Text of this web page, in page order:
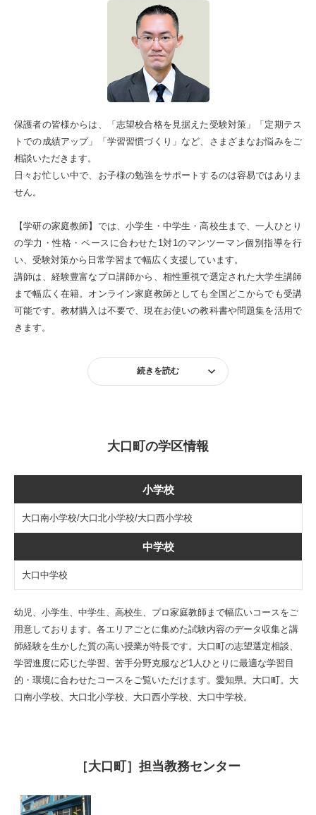
保護者の皆様からは、「志望校合格を見据えた受験対策」「定期テス
トでの成績アップ」「学習習慣づくり」など、さまざまなお悩みをご
相談いただきます。
日々お忙しい中で、お子様の勉強をサポートするのは容易ではありま
せん。
【学研の家庭教師】では、小学生・中学生・高校生まで、一人ひとり
の学力・性格・ペースに合わせた1対1のマンツーマン個別指導を行
い、受験対策から日常学習まで幅広く支援しています。
講師は、経験豊富なプロ講師から、相性重視で選定された大学生講師
まで幅広く在籍。オンライン家庭教師としても全国どこからでも受講
可能です。教材購入は不要で、現在お使いの教科書や問題集を活用で
きます。
続きを読む
大口町の学区情報
小学校
大口南小学校/大口北小学校/大口西小学校
中学校
大口中学校
幼児、小学生、中学生、高校生、プロ家庭教師まで幅広いコースをご
用意しております。各エリアごとに集めた試験内容のデータ収集と講
師経験を生かした質の高い授業が特長です。大口町の志望選定相談、
学習進度に応じた学習、苦手分野克服など1人ひとりに最適な学習目
的・環境に合わせたコースをご覧いただけます。愛知県。大口町。大
口南小学校、大口北小学校、大口西小学校、大口中学校。
［大口町］担当教務センター